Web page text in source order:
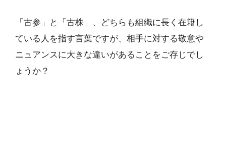
「古参」と「古株」、どちらも組織に長く在籍し
ている人を指す言葉ですが、相手に対する敬意や
ニュアンスに大きな違いがあることをご存じでし
ょうか？